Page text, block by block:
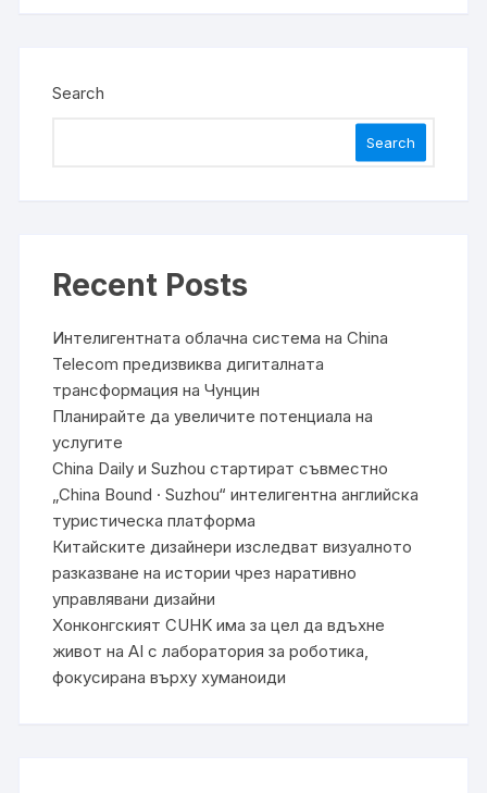
Search
Search
Recent Posts
Интелигентната облачна система на China
Telecom предизвиква дигиталната
трансформация на Чунцин
Планирайте да увеличите потенциала на
услугите
China Daily и Suzhou стартират съвместно
„China Bound · Suzhou“ интелигентна английска
туристическа платформа
Китайските дизайнери изследват визуалното
разказване на истории чрез наративно
управлявани дизайни
Хонконгският CUHK има за цел да вдъхне
живот на AI с лаборатория за роботика,
фокусирана върху хуманоиди